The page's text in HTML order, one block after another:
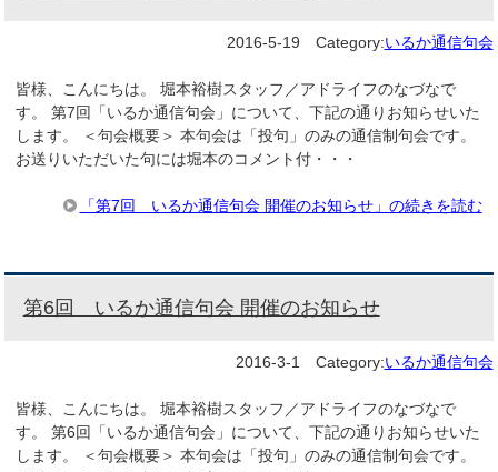
2016-5-19 Category:いるか通信句会
皆様、こんにちは。 堀本裕樹スタッフ／アドライフのなづなで
す。 第7回「いるか通信句会」について、下記の通りお知らせいた
します。 ＜句会概要＞ 本句会は「投句」のみの通信制句会です。
お送りいただいた句には堀本のコメント付・・・
「第7回 いるか通信句会 開催のお知らせ」の続きを読む
第6回 いるか通信句会 開催のお知らせ
2016-3-1 Category:いるか通信句会
皆様、こんにちは。 堀本裕樹スタッフ／アドライフのなづなで
す。 第6回「いるか通信句会」について、下記の通りお知らせいた
します。 ＜句会概要＞ 本句会は「投句」のみの通信制句会です。